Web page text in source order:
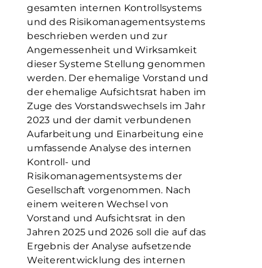
gesamten internen Kontrollsystems
und des Risikomanagementsystems
beschrieben werden und zur
Angemessenheit und Wirksamkeit
dieser Systeme Stellung genommen
werden. Der ehemalige Vorstand und
der ehemalige Aufsichtsrat haben im
Zuge des Vorstandswechsels im Jahr
2023 und der damit verbundenen
Aufarbeitung und Einarbeitung eine
umfassende Analyse des internen
Kontroll- und
Risikomanagementsystems der
Gesellschaft vorgenommen. Nach
einem weiteren Wechsel von
Vorstand und Aufsichtsrat in den
Jahren 2025 und 2026 soll die auf das
Ergebnis der Analyse aufsetzende
Weiterentwicklung des internen